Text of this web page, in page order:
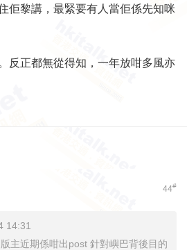
佢黎講，最緊要有人當佢係先知咪
反正都無從得知，一年放咁多風亦
44#
14:31
主近期係咁出post 針對嶼巴背後目的